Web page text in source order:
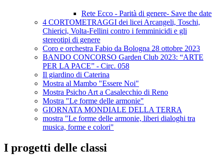
Rete Ecco - Parità di genere- Save the date
4 CORTOMETRAGGI dei licei Arcangeli, Toschi,
Chierici, Volta-Fellini contro i femminicidi e gli
stereotipi di genere
Coro e orchestra Fabio da Bologna 28 ottobre 2023
BANDO CONCORSO Garden Club 2023: “ARTE
PER LA PACE” - Circ. 058
Il giardino di Caterina
Mostra al Mambo "Essere Noi"
Mostra Psicho Art a Casalecchio di Reno
Mostra "Le forme delle armonie"
GIORNATA MONDIALE DELLA TERRA
mostra "Le forme delle armonie, liberi dialoghi tra
musica, forme e colori"
I progetti delle classi